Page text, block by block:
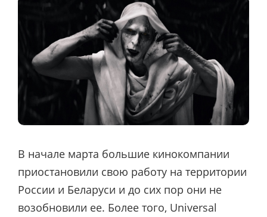
В начале марта большие кинокомпании
приостановили свою работу на территории
России и Беларуси и до сих пор они не
возобновили ее. Более того, Universal